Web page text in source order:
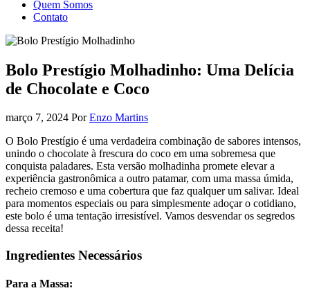
Quem Somos
Contato
Bolo Prestígio Molhadinho: Uma Delícia
de Chocolate e Coco
março 7, 2024 PorEnzo Martins
O Bolo Prestígio é uma verdadeira combinação de sabores intensos,
unindo o chocolate à frescura do coco em uma sobremesa que
conquista paladares. Esta versão molhadinha promete elevar a
experiência gastronômica a outro patamar, com uma massa úmida,
recheio cremoso e uma cobertura que faz qualquer um salivar. Ideal
para momentos especiais ou para simplesmente adoçar o cotidiano,
este bolo é uma tentação irresistível. Vamos desvendar os segredos
dessa receita!
Ingredientes Necessários
Para a Massa: